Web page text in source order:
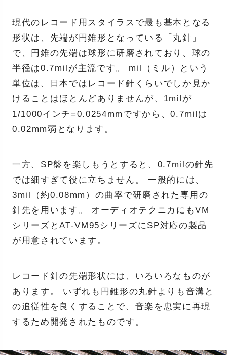
現代のレコード用スタイラスで最も基本となる
形状は、先端が円錐形となっている「丸針」
で、円錐の先端は球形に研磨されており、球の
半径は0.7milが主流です。 mil（ミル）という
単位は、日本ではレコード針くらいでしか見か
けることはほとんどありませんが、1milが
1/1000インチ=0.0254mmですから、0.7milは
0.02mm弱となります。
一方、SP盤を楽しもうとすると、0.7milの針先
では細すぎて役に立ちません。 一般的には、
3mil（約0.08mm）の曲率で研磨された専用の
針先を用います。 オーディオテクニカにもVM
シリーズとAT-VM95シリーズにSP対応の製品
が用意されています。
レコード針の先端形状には、いろいろなものが
あります。 いずれも円錐形の丸針よりも音溝と
の追従性を良くすることで、音楽を忠実に再現
するため開発されたものです。